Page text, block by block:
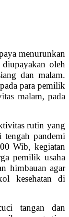
menurunkan
oleh
dan malam.
para pemilik
malam, pada
rutin yang
tengah pandemi
Wib, kegiatan
pemilik usaha
himbauan agar
kesehatan di
tangan dan